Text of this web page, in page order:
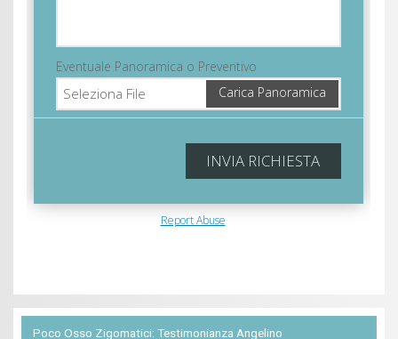
Poco Osso Zigomatici: Testimonianza Angelino